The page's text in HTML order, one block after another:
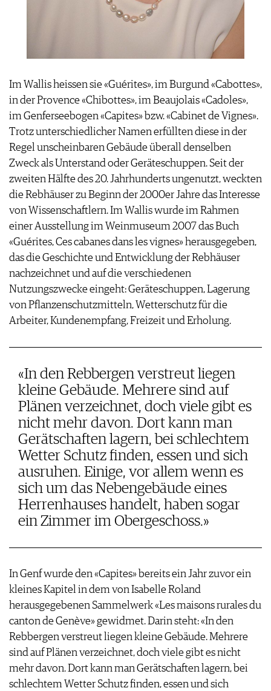
Im Wallis heissen sie «Guérites», im Burgund «Cabottes»,
in der Provence «Chibottes», im Beaujolais «Cadoles»,
im Genferseebogen «Capites» bzw. «Cabinet de Vignes».
Trotz unterschiedlicher Namen erfüllten diese in der
Regel unscheinbaren Gebäude überall denselben
Zweck als Unterstand oder Geräteschuppen. Seit der
zweiten Hälfte des 20. Jahrhunderts ungenutzt, weckten
die Rebhäuser zu Beginn der 2000er Jahre das Interesse
von Wissenschaftlern. Im Wallis wurde im Rahmen
einer Ausstellung im Weinmuseum 2007 das Buch
«Guérites, Ces cabanes dans les vignes» herausgegeben,
das die Geschichte und Entwicklung der Rebhäuser
nachzeichnet und auf die verschiedenen
Nutzungszwecke eingeht: Geräteschuppen, Lagerung
von Pflanzenschutzmitteln, Wetterschutz für die
Arbeiter, Kundenempfang, Freizeit und Erholung.
«In den Rebbergen verstreut liegen
kleine Gebäude. Mehrere sind auf
Plänen verzeichnet, doch viele gibt es
nicht mehr davon. Dort kann man
Gerätschaften lagern, bei schlechtem
Wetter Schutz finden, essen und sich
ausruhen. Einige, vor allem wenn es
sich um das Nebengebäude eines
Herrenhauses handelt, haben sogar
ein Zimmer im Obergeschoss.»
In Genf wurde den «Capites» bereits ein Jahr zuvor ein
kleines Kapitel in dem von Isabelle Roland
herausgegebenen Sammelwerk «Les maisons rurales du
canton de Genève» gewidmet. Darin steht: «In den
Rebbergen verstreut liegen kleine Gebäude. Mehrere
sind auf Plänen verzeichnet, doch viele gibt es nicht
mehr davon. Dort kann man Gerätschaften lagern, bei
schlechtem Wetter Schutz finden, essen und sich